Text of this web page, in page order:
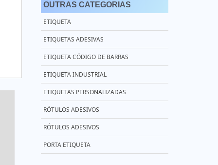
RIBBON 110X74
RIBBON CERA 110X450
RIBBON CERA 110X74 ZEBRA
RIBBON DE CERA PARA IMPRESSORA ZEBRA
RIBBON ETIQUETA ZEBRA
RIBBON GC420T
RIBBON MISTO 110X74
RIBBON PARA DATADOR
RIBBON PARA ETIQUETAS DE POLIÉSTER
OUTRAS CATEGORIAS
ETIQUETA
ETIQUETAS ADESIVAS
ETIQUETA CÓDIGO DE BARRAS
ETIQUETA INDUSTRIAL
ETIQUETAS PERSONALIZADAS
RÓTULOS ADESIVOS
RÓTULOS ADESIVOS
PORTA ETIQUETA